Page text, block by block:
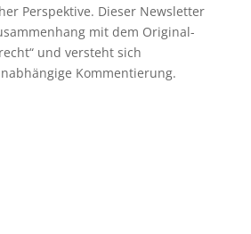
Perspektive. Dieser Newsletter
mit dem Original-
und versteht sich
Kommentierung.